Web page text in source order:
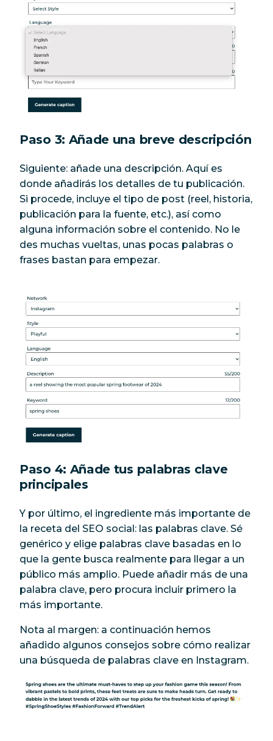
Paso 3: Añade una breve descripción
Siguiente: añade una descripción. Aquí es
donde añadirás los detalles de tu publicación.
Si procede, incluye el tipo de post (reel, historia,
publicación para la fuente, etc.), así como
alguna información sobre el contenido. No le
des muchas vueltas, unas pocas palabras o
frases bastan para empezar.
Paso 4: Añade tus palabras clave
principales
Y por último, el ingrediente más importante de
la receta del SEO social: las palabras clave. Sé
genérico y elige palabras clave basadas en lo
que la gente busca realmente para llegar a un
público más amplio. Puede añadir más de una
palabra clave, pero procura incluir primero la
más importante.
Nota al margen: a continuación hemos
añadido algunos consejos sobre cómo realizar
una búsqueda de palabras clave en Instagram.